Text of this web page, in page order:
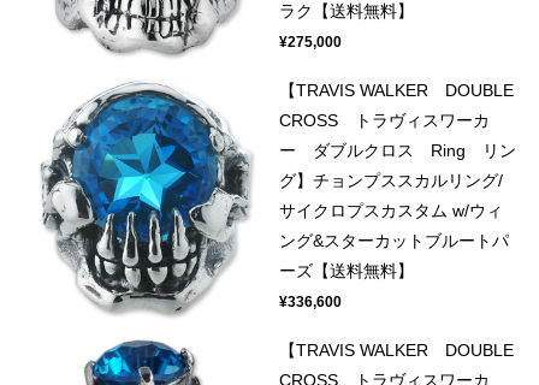
ラク【送料無料】
¥275,000
【TRAVIS WALKER DOUBLE
CROSS トラヴィスワーカ
ー ダブルクロス Ring リン
グ】チョンプススカルリング/
サイクロプスカスタム w/ウィ
ング&スターカットブルートパ
ーズ【送料無料】
¥336,600
【TRAVIS WALKER DOUBLE
CROSS トラヴィスワーカ